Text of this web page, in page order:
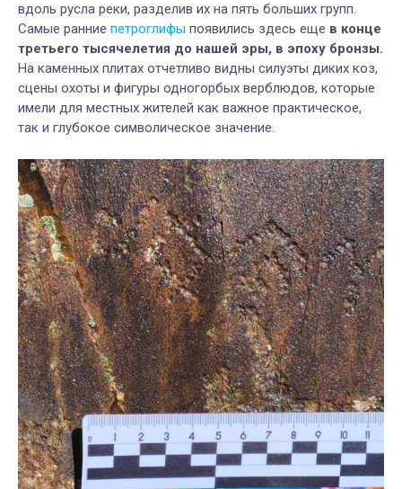
вдоль русла реки, разделив их на пять больших групп.
Самые ранние петроглифы появились здесь еще в конце
третьего тысячелетия до нашей эры, в эпоху бронзы.
На каменных плитах отчетливо видны силуэты диких коз,
сцены охоты и фигуры одногорбых верблюдов, которые
имели для местных жителей как важное практическое,
так и глубокое символическое значение.